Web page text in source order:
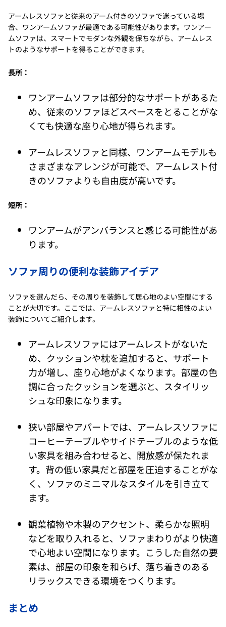
アームレスソファと従来のアーム付きのソファで迷っている場
合、ワンアームソファが最適である可能性があります。ワンアー
ムソファは、スマートでモダンな外観を保ちながら、アームレス
トのようなサポートを得ることができます。
長所：
ワンアームソファは部分的なサポートがあるた
め、従来のソファほどスペースをとることがな
くても快適な座り心地が得られます。
アームレスソファと同様、ワンアームモデルも
さまざまなアレンジが可能で、アームレスト付
きのソファよりも自由度が高いです。
短所：
ワンアームがアンバランスと感じる可能性があ
ります。
ソファ周りの便利な装飾アイデア
ソファを選んだら、その周りを装飾して居心地のよい空間にする
ことが大切です。ここでは、アームレスソファと特に相性のよい
装飾についてご紹介します。
アームレスソファにはアームレストがないた
め、クッションや枕を追加すると、サポート
力が増し、座り心地がよくなります。部屋の色
調に合ったクッションを選ぶと、スタイリッ
シュな印象になります。
狭い部屋やアパートでは、アームレスソファに
コーヒーテーブルやサイドテーブルのような低
い家具を組み合わせると、開放感が保たれま
す。背の低い家具だと部屋を圧迫することがな
く、ソファのミニマルなスタイルを引き立て
ます。
観葉植物や木製のアクセント、柔らかな照明
などを取り入れると、ソファまわりがより快適
で心地よい空間になります。こうした自然の要
素は、部屋の印象を和らげ、落ち着きのある
リラックスできる環境をつくります。
まとめ